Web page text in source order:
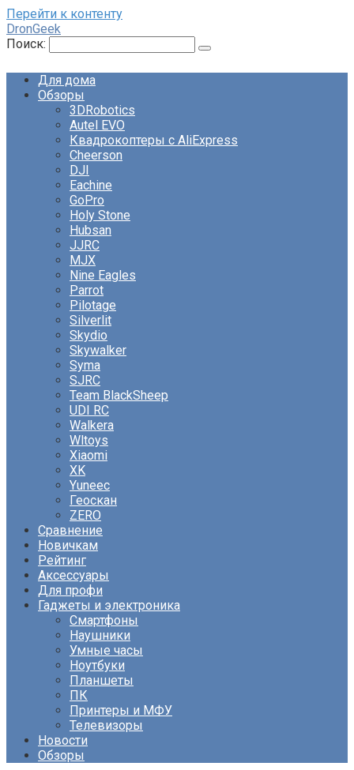
Перейти к контенту
DronGeek
Поиск:
Для дома
Обзоры
3DRobotics
Autel EVO
Квадрокоптеры с AliExpress
Cheerson
DJI
Eachine
GoPro
Holy Stone
Hubsan
JJRC
MJX
Nine Eagles
Parrot
Pilotage
Silverlit
Skydio
Skywalker
Syma
SJRC
Team BlackSheep
UDI RC
Walkera
Wltoys
Xiaomi
XK
Yuneec
Геоскан
ZERO
Сравнение
Новичкам
Рейтинг
Аксессуары
Для профи
Гаджеты и электроника
Смартфоны
Наушники
Умные часы
Ноутбуки
Планшеты
ПК
Принтеры и МФУ
Телевизоры
Новости
Обзоры